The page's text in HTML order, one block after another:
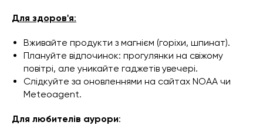
Для здоров'я:
Вживайте продукти з магнієм (горіхи, шпинат).
Плануйте відпочинок: прогулянки на свіжому
повітрі, але уникайте гаджетів увечері.
Слідкуйте за оновленнями на сайтах NOAA чи
Meteoagent.
Для любителів аурори: